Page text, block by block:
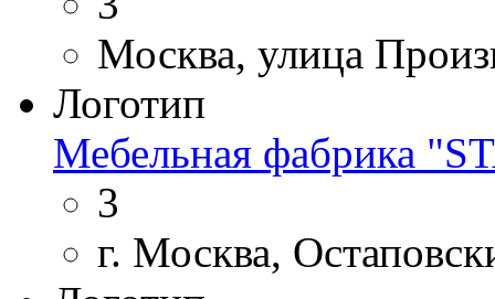
Москва, улица
Логотип
Мебельная фабрика
3
г. Москва,